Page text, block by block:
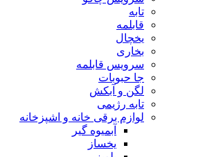
تابه
قابلمه
یخچال
بخاری
سرویس قابلمه
جا حبوبات
لگن و آبکش
تابه رژیمی
لوازم برقی خانه و اشپزخانه
آبمیوه گیر
یخساز